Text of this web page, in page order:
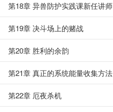
第18章 异兽防护实践课新任讲师
第19章 决斗场上的赌战
第20章 胜利的余韵
第21章 真正的系统能量收集方法
第22章 厄夜杀机